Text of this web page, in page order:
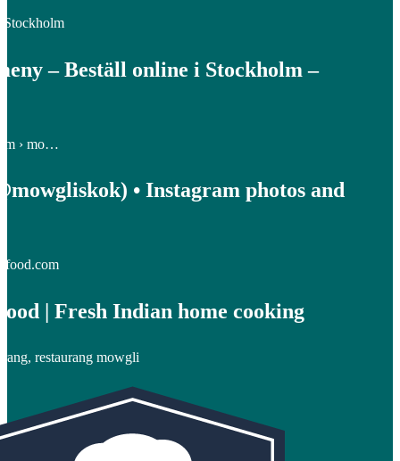
Stockholm
– Beställ online i Stockholm –
› mo…
• Instagram photos and
| Fresh Indian home cooking
restaurang mowgli